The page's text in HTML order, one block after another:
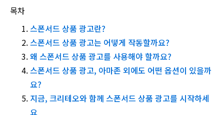
목차
스폰서드 상품 광고란?
스폰서드 상품 광고는 어떻게 작동할까요?
왜 스폰서드 상품 광고를 사용해야 할까요?
스폰서드 상품 광고, 아마존 외에도 어떤 옵션이 있을까
요?
지금, 크리테오와 함께 스폰서드 상품 광고를 시작하세
요